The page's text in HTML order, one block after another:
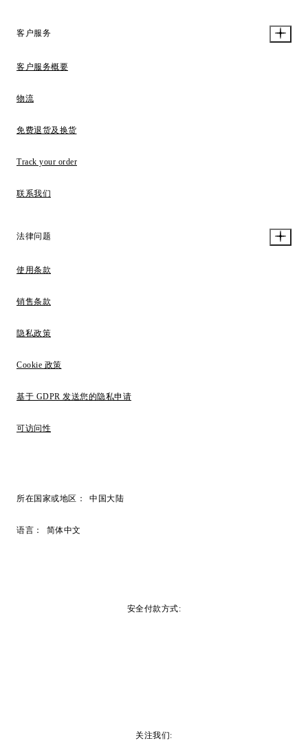
客户服务
客户服务概要
物流
免费退货及换货
Track your order
联系我们
法律问题
使用条款
销售条款
隐私政策
Cookie 政策
基于 GDPR 发送您的隐私申请
可访问性
所在国家或地区： 中国大陆
语言： 简体中文
安全付款方式:
关注我们: